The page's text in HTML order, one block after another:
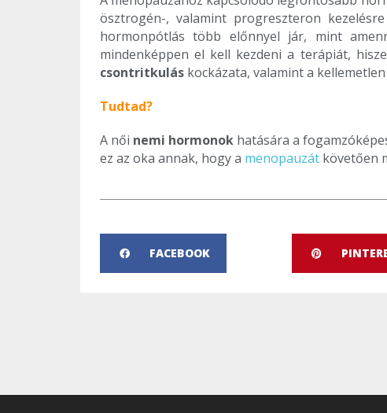
ösztrogén-, valamint progreszteron
hormonpótlás több előnnyel jár, mint
mindenképpen el kell kezdeni a terápiát,
csontritkulás kockázata, valamint a
Tudtad?
A női nemi hormonok hatására a
ez az oka annak, hogy a menopauzát követően
FACEBOOK